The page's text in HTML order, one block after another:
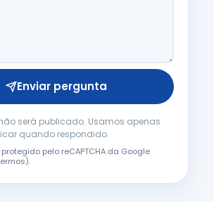
Enviar pergunta
será publicado. Usamos apenas
quando respondido.
pelo reCAPTCHA da Google
).